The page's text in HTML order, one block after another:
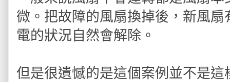
微。把故障的風扇換掉後，新風
電的狀況自然會解除。
但是很遺憾的是這個案例並不是